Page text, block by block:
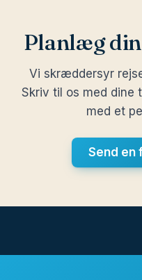
Planlæg
Vi skræddersyr
Skriv til os med dine
med et
Send en